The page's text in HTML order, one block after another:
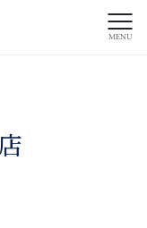
MENU